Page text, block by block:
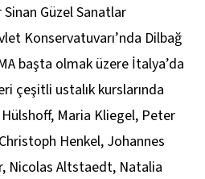
Güzel Sanatlar
Konservatuvarı’nda Dilbağ
başta olmak üzere İtalya’da
çeşitli ustalık kurslarında
Maria Kliegel, Peter
Henkel, Johannes
Nicolas Altstaedt, Natalia